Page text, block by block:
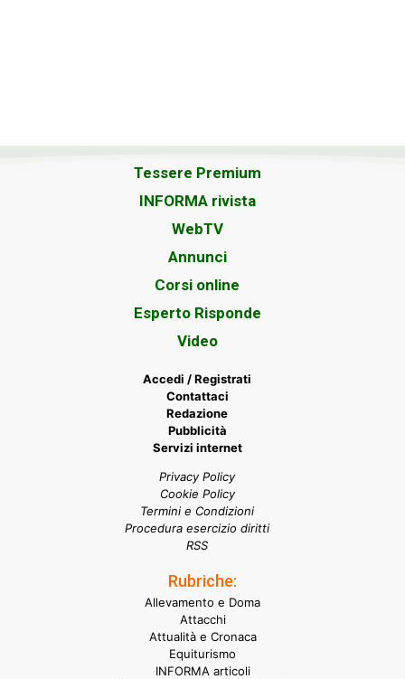
Tessere Premium
INFORMA rivista
WebTV
Annunci
Corsi online
Esperto Risponde
Video
Accedi / Registrati
Contattaci
Redazione
Pubblicità
Servizi internet
Privacy Policy
Cookie Policy
Termini e Condizioni
Procedura esercizio diritti
RSS
Rubriche:
Allevamento e Doma
Attacchi
Attualità e Cronaca
Equiturismo
INFORMA articoli